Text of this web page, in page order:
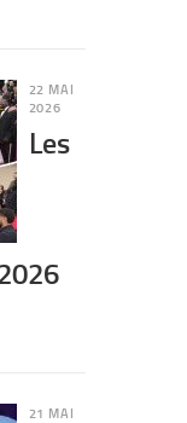
22 MAI
2026
Les
21 MAI